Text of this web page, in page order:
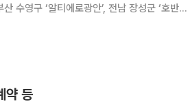
수영구 ‘알티에로광안’, 전남 장성군 ‘호반써
약 등